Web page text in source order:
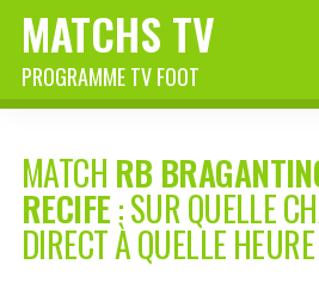
MATCHS TV
PROGRAMME TV FOOT
MATCH RB
RECIFE: SUR QUELLE
DIRECT À QUELLE